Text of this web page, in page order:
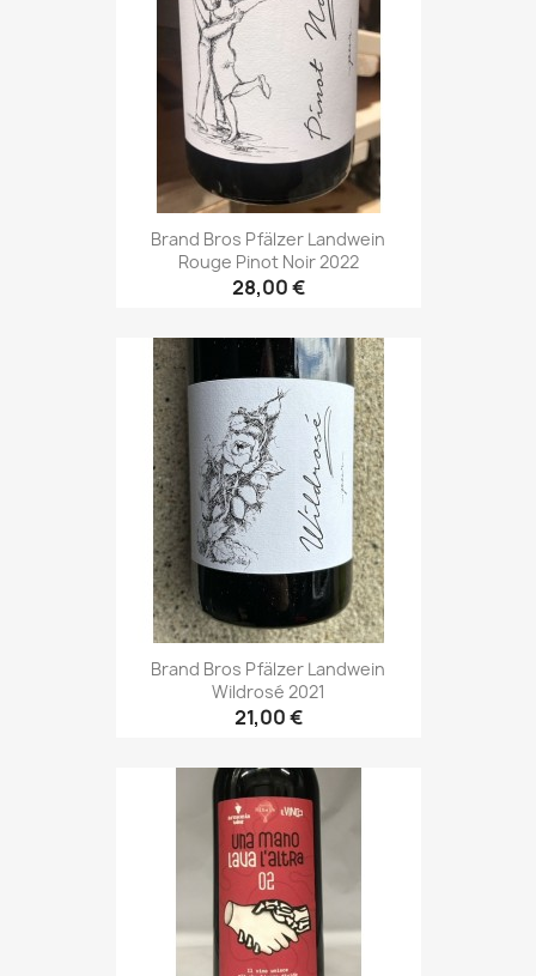
Brand Bros Pfälzer Landwein
Rouge Pinot Noir 2022
28,00 €
Brand Bros Pfälzer Landwein
Wildrosé 2021
21,00 €